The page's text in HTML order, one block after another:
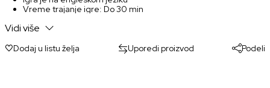
Vreme trajanje igre: Do 30 min
Vidi više
Dodaj u listu želja Uporedi proizvod Podeli